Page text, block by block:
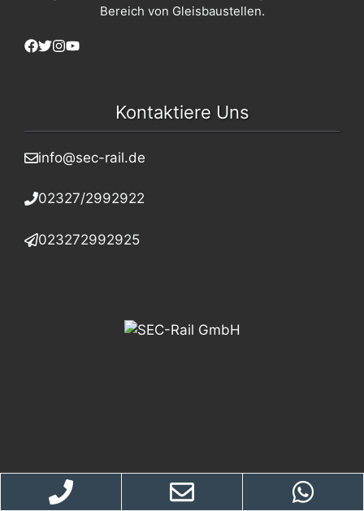
Bereich von Gleisbaustellen.
Kontaktiere Uns
info@sec-rail.de
02327/2992922
023272992925
SEC-Rail GmbH